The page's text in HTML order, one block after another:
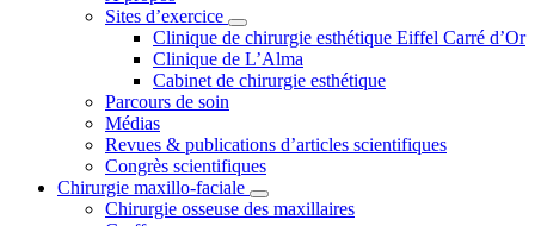
Sites d’exercice
Clinique de chirurgie esthétique Eiffel Carré d’Or
Clinique de L’Alma
Cabinet de chirurgie esthétique
Parcours de soin
Médias
Revues & publications d’articles scientifiques
Congrès scientifiques
Chirurgie maxillo-faciale
Chirurgie osseuse des maxillaires